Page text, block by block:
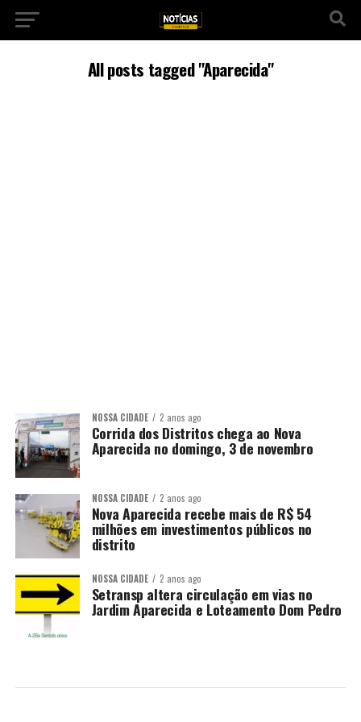
All posts tagged "Aparecida"
NOSSA CIDADE 2 anos ago
Corrida dos Distritos chega ao Nova
Aparecida no domingo, 3 de novembro
NOSSA CIDADE 2 anos ago
Nova Aparecida recebe mais de R$ 54
milhões em investimentos públicos no
distrito
NOSSA CIDADE 2 anos ago
Setransp altera circulação em vias no
Jardim Aparecida e Loteamento Dom Pedro